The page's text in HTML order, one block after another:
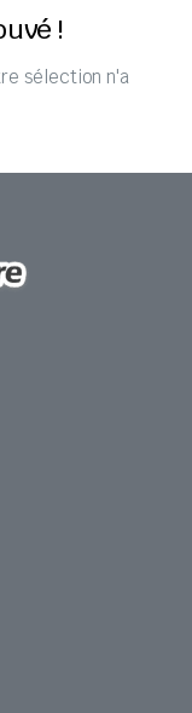
!
sélection n'a